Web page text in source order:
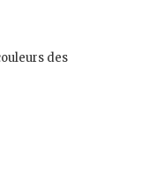
des